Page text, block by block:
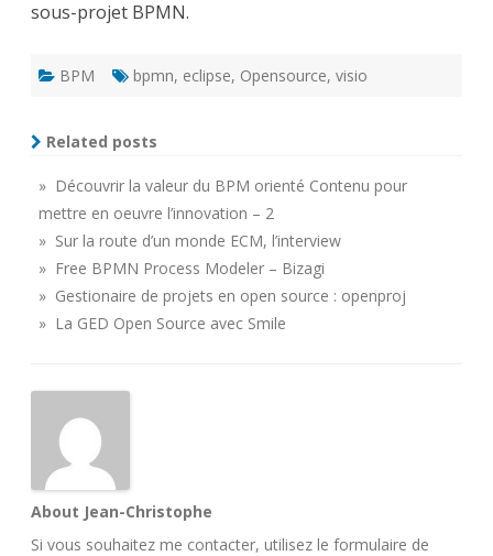
sous-projet BPMN.
BPM bpmn, eclipse, Opensource, visio
Related posts
» Découvrir la valeur du BPM orienté Contenu pour
mettre en oeuvre l’innovation – 2
» Sur la route d’un monde ECM, l’interview
» Free BPMN Process Modeler – Bizagi
» Gestionaire de projets en open source : openproj
» La GED Open Source avec Smile
About Jean-Christophe
Si vous souhaitez me contacter, utilisez le formulaire de